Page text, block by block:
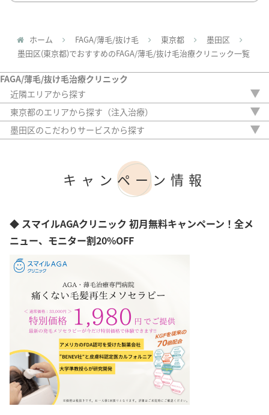
ホーム FAGA/薄毛/抜け毛 東京都
墨田区
墨田区(東京都)でおすすめのFAGA/薄毛/抜け毛治療クリニック一覧
FAGA/薄毛/抜け毛治療クリニック
近隣エリアから探す
茨城県
栃木県
群馬県
東京都のエリアから探す（注入治療）
新宿区
中央区
大田区
足立区
世田谷区
武蔵野市
千代田区
品川区
中野区
墨田区のこだわりサービスから探す
オンライン診療
キャンペーン情報
◆ スマイルAGAクリニック 初月無料キャンペーン！全メ
ニュー、モニター割20%OFF